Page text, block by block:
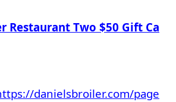
Restaurant Two $50 Gift Ca
danielsbroiler.com/page